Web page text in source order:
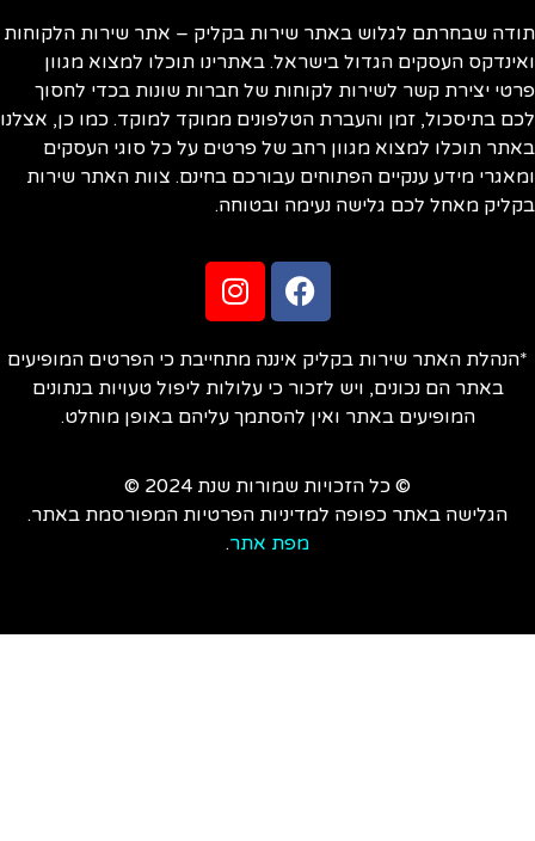
שבחרתם לגלוש באתר שירות בקליק – אתר שירות הלקוחות
העסקים הגדול בישראל. באתרינו תוכלו למצוא מגוון
יצירת קשר לשירות לקוחות של חברות שונות בכדי לחסוך
בתיסכול, זמן והעברת הטלפונים ממוקד למוקד. כמו כן, אצלנו
תוכלו למצוא מגוון רחב של פרטים על כל סוגי העסקים
מידע ענקיים הפתוחים עבורכם בחינם. צוות האתר שירות
מאחל לכם גלישה נעימה ובטוחה.
האתר שירות בקליק איננה מתחייבת כי הפרטים המופיעים
באתר הם נכונים, ויש לזכור כי עלולות ליפול טעויות בנתונים
המופיעים באתר ואין להסתמך עליהם באופן מוחלט.
© כל הזכויות שמורות שנת 2024 ©
הגלישה באתר כפופה למדיניות הפרטיות המפורסמת באתר.
מפת אתר.